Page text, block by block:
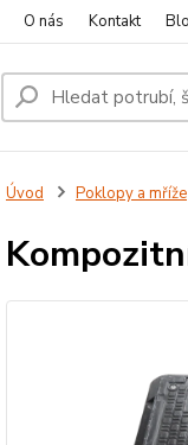
O nás Kontakt
Úvod Poklopy a mříže